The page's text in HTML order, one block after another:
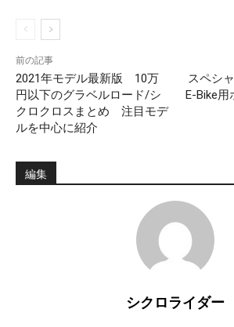
前の記事
2021年モデル最新版 10万
円以下のグラベルロード/シ
クロクロスまとめ 注目モデ
ルを中心に紹介
スペシ
E-Bike用
編集
シクロライダー